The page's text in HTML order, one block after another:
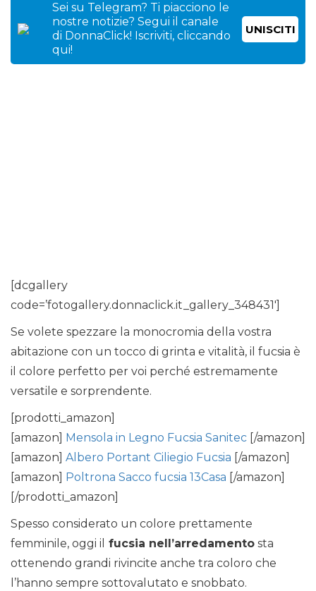
Sei su Telegram? Ti piacciono le
nostre notizie? Segui il canale
di DonnaClick! Iscriviti, cliccando
qui!
UNISCITI
[dcgallery
code=’fotogallery.donnaclick.it_gallery_348431′]
Se volete spezzare la monocromia della vostra
abitazione con un tocco di grinta e vitalità, il fucsia è
il colore perfetto per voi perché estremamente
versatile e sorprendente.
[prodotti_amazon]
[amazon] Mensola in Legno Fucsia Sanitec [/amazon]
[amazon] Albero Portant Ciliegio Fucsia [/amazon]
[amazon] Poltrona Sacco fucsia 13Casa [/amazon]
[/prodotti_amazon]
Spesso considerato un colore prettamente
femminile, oggi il fucsia nell’arredamento sta
ottenendo grandi rivincite anche tra coloro che
l’hanno sempre sottovalutato e snobbato.